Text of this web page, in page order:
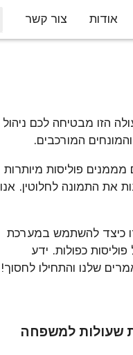
אודות צור קשר
הזו מבטיחה לכם ניהול
המורכבים.
פוליסות מיותרות
את התמונה לחלוטין. אנו
כיצד להשתמש במערכת
כפולות. ידע
שלנו והתחילו לחסוך!
איומות שעולות למשפחה